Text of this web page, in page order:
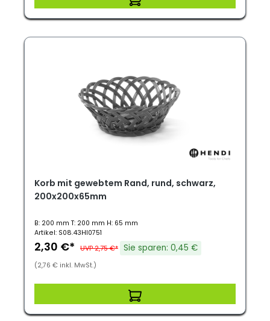
Korb mit gewebtem Rand, rund, schwarz,
200x200x65mm
B: 200 mm T: 200 mm H: 65 mm
Artikel: S08.43HI0751
2,30 €* UVP 2,75 €* Sie sparen: 0,45 €
(2,76 € inkl. MwSt.)